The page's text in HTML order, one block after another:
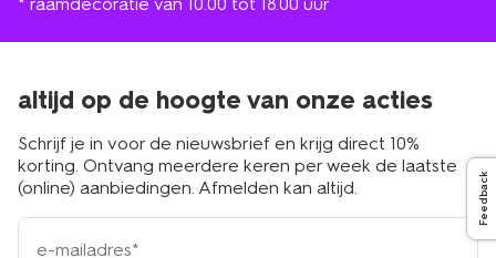
* raamdecoratie van 10.00 tot 18.00 uur
altijd op de hoogte van onze acties
Schrijf je in voor de nieuwsbrief en krijg direct 10%
korting. Ontvang meerdere keren per week de laatste
(online) aanbiedingen. Afmelden kan altijd.
e-
mailadres
Feedback